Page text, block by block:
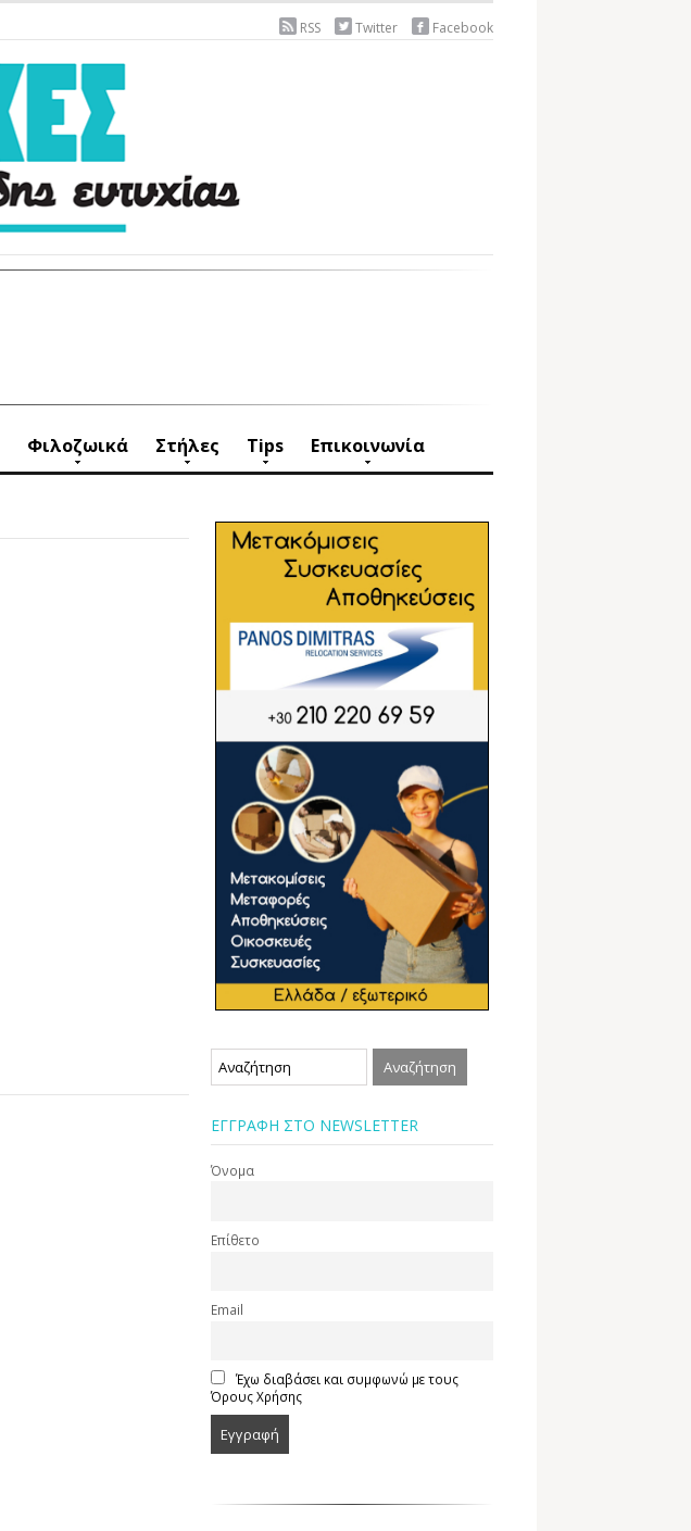
RSS Twitter Facebook
Φιλοζωικά Στήλες Tips Επικοινωνία
ΕΓΓΡΑΦΗ ΣΤΟ NEWSLETTER
Όνομα
Επίθετο
Email
Έχω διαβάσει και συμφωνώ με τους
Όρους Χρήσης